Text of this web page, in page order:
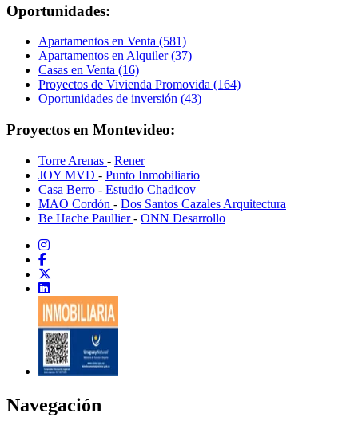
Oportunidades:
Apartamentos en Venta (581)
Apartamentos en Alquiler (37)
Casas en Venta (16)
Proyectos de Vivienda Promovida (164)
Oportunidades de inversión (43)
Proyectos en Montevideo:
Torre Arenas - Rener
JOY MVD - Punto Inmobiliario
Casa Berro - Estudio Chadicov
MAO Cordón - Dos Santos Cazales Arquitectura
Be Hache Paullier- ONN Desarrollo
Navegación